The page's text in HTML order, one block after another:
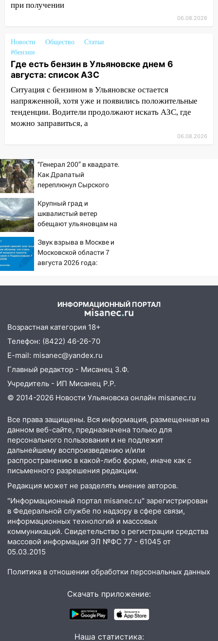
11:50 Заснул рядом с ребёнком и
11:38
В Ленинском районе пожар
полностью уничтожил дачный дом и
сарай
11:38 В Госдуме предложили отменить
ЕГЭ с 2027 года
11:25 В Ульяновске ИИ будет выявлять
нарушителей на контейнерных
11:20
Валерия Клейменова выиграла два
золота в составе сборной мира
11:16
доску декабристу Кондратию Рылееву
10:40
В Ульяновске спасатели ночью
нашли потерявшегося в заброшенных
садах 79-летнего мужчину
На нескольких улицах Ульяновска
временно отключили холодную воду
коррупционной схемы при ЦГКБ
отправили в колонию на 7 и 8 лет
09:52 Ночью беспилотники сбили над
соседними Татарстаном и Саратовской
областью
09:41 Диана Шурыгина уверовала в
Бога в СИЗО
09:35 В Ульяновске директора фирмы
млн рублей
08:22 Подросток на питбайке сбил
велосипедистку: пострадали двое
07:20 Жара возвращается: ожидается
06:00 Под Ульяновском при развороте
пострадал 38-летний водитель
иномарки
05:00 «Каждая пятая женщина и каждый
второй мужчина в мире сталкиваются с
алопецией»: врач рассказал, чем может
быть вызвано облысение и как с этим
Гороскоп на 7 августа: пятница
принесет прилив творческой энергии и
отличные шансы исправить старые
при получении
06.08.2026
Новости Общество
Статьи
#бензин
Где есть бензин в Ульяновске днем 6
августа: список АЗС
Ситуация с бензином в Ульяновске остается
напряженной, хотя уже и появились положительные
тенденции. Водители продолжают искать АЗС, где
можно заправиться, а
06.08.2026
“Генерал 200” в квадрате.
Как Драпатый
переплюнул Сырского
Крупный град и
шквалистый ветер
обещают ульяновцам на
Звук взрыва в Москве и
Московской области 7
августа 2026 года:
ИНФОРМАЦИОННЫЙ ПОРТАЛ
Возрастная категория 18+
Телефон: (8422) 46-26-70
E-mail: misanec@yandex.ru
Главный редактор - Мисанец З.Ф.
Учредитель - ИП Мисанец Р.Р.
© 2014-2026 Новости Ульяновска онлайн misanec.ru
Все права защищены. Вся информация, размещенная на
данном веб-сайте, предназначена только для
персонального пользования и не подлежит
дальнейшему воспроизведению и/или
распространению в какой-либо форме, иначе как с
письменного разрешения редакции.
Редакция может не разделять мнение авторов.
"Информационный портал misanec.ru" зарегистрирован
в Федеральной службе по надзору в сфере связи,
информационных технологий и массовых
коммуникаций. Свидетельство о регистрации средства
массовой информации ЭЛ №ФС 77 - 61045 от
05.03.2015
Политика в отношении обработки персональных данных
Скачать приложение:
Наша статистика: